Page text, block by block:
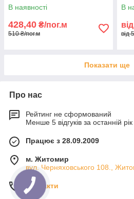
В наявності
428,40 ₴/пог.м
510 ₴/пог.м
В
від
від
Показати ще
Про нас
Рейтинг не сформований
Менше 5 відгуків за останній рік
Працює з 28.09.2009
м. Житомир
вул. Черняховського 108.,
Контакти